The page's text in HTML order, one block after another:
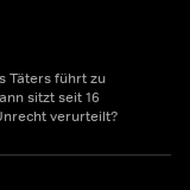
Täters führt zu
sitzt seit 16
verurteilt?